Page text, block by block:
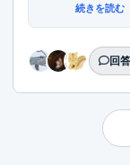
こ...
続きを読む
回